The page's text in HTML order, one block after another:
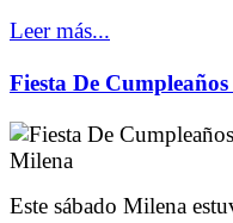
Leer más...
Fiesta De
Este sábado Milena